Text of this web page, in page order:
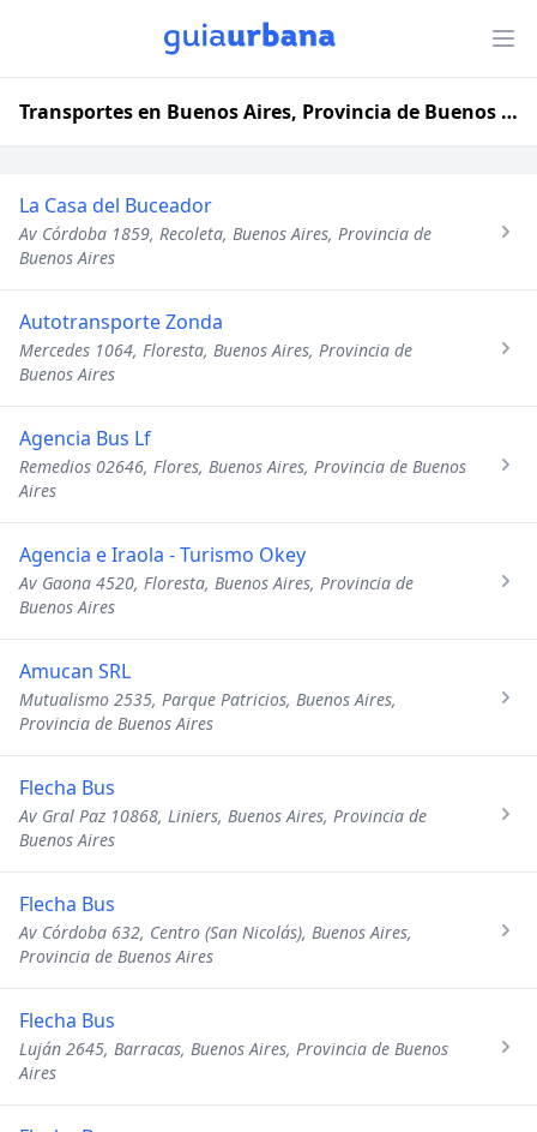
Transportes en Buenos Aires, Provincia de Buenos Aires
La Casa del Buceador
Av Córdoba 1859, Recoleta, Buenos Aires, Provincia de
Buenos Aires
Autotransporte Zonda
Mercedes 1064, Floresta, Buenos Aires, Provincia de
Buenos Aires
Agencia Bus Lf
Remedios 02646, Flores, Buenos Aires, Provincia de Buenos
Aires
Agencia e Iraola - Turismo Okey
Av Gaona 4520, Floresta, Buenos Aires, Provincia de
Buenos Aires
Amucan SRL
Mutualismo 2535, Parque Patricios, Buenos Aires,
Provincia de Buenos Aires
Flecha Bus
Av Gral Paz 10868, Liniers, Buenos Aires, Provincia de
Buenos Aires
Flecha Bus
Av Córdoba 632, Centro (San Nicolás), Buenos Aires,
Provincia de Buenos Aires
Flecha Bus
Luján 2645, Barracas, Buenos Aires, Provincia de Buenos
Aires